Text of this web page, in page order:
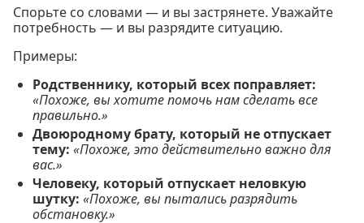
Спорьте со словами — и вы застрянете. Уважайте
потребность — и вы разрядите ситуацию.
Примеры:
Родственнику, который всех поправляет:
«Похоже, вы хотите помочь нам сделать все
правильно.»
Двоюродному брату, который не отпускает
тему: «Похоже, это действительно важно для
вас.»
Человеку, который отпускает неловкую
шутку: «Похоже, вы пытались разрядить
обстановку.»